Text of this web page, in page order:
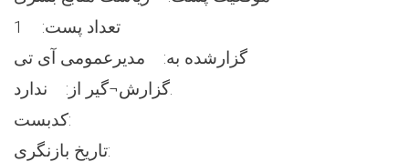
تعداد پست: 1
کدبست:
تاریخ بازنگری: